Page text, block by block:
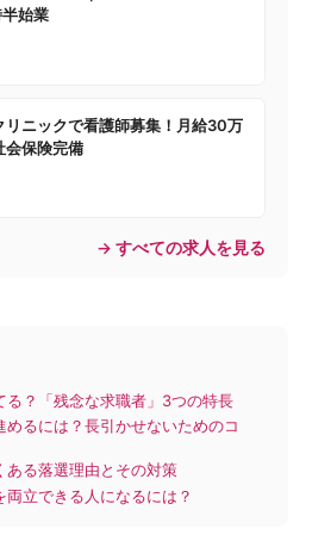
始業
リニックで看護師募集！月給30万
会保険完備
→ すべての求人を見る
る？「残念な求職者」3つの特長
るには？長引かせないためのコ
ある落選理由とその対策
両立できる人になるには？